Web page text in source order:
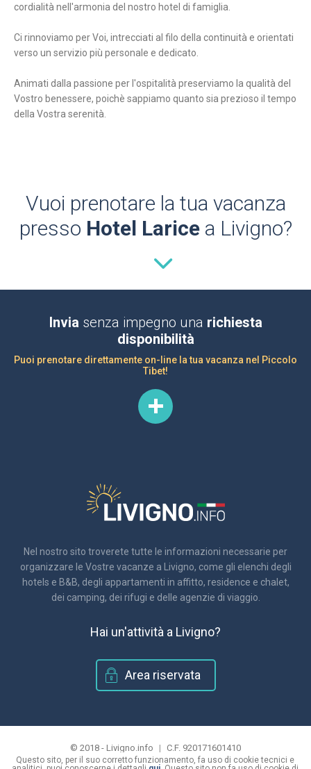
cordialità nell'armonia del nostro hotel di famiglia.
Ci rinnoviamo per Voi, intrecciati al filo della continuità e orientati
verso un servizio più personale e dedicato.
Animati dalla passione per l'ospitalità preserviamo la qualità del
Vostro benessere, poichè sappiamo quanto sia prezioso il tempo
della Vostra serenità.
Vuoi prenotare la tua vacanza
presso Hotel Laricea Livigno?
Invia senza impegno una richiesta
disponibilità
Puoi prenotare direttamente on-line la tua vacanza nel Piccolo
Tibet!
Nel nostro sito troverete tutte le informazioni necessarie per
organizzare le Vostre vacanze a Livigno, come gli elenchi degli
hotels e B&B, degli appartamenti in affitto, residence e chalet,
dei camping, dei rifugi e delle agenzie di viaggio.
Hai un'attività a Livigno?
Area riservata
© 2018 - Livigno.info |
C.F. 920171601410
|
informativa sulla privacy e utilizzo dei cookie
Questo sito, per il suo corretto funzionamento, fa uso di cookie tecnici e